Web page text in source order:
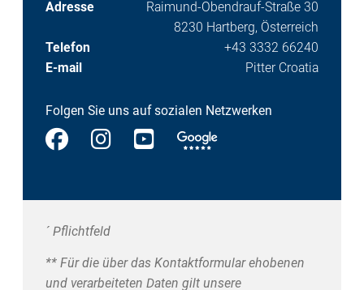
Adresse
Raimund-Obendrauf-Straße 30
8230 Hartberg, Österreich
Telefon
+43 3332 66240
E-mail
Pitter Croatia
Folgen Sie uns auf sozialen Netzwerken
´ Pflichtfeld
** Für die über das Kontaktformular ehobenen
und verarbeiteten Daten gilt unsere